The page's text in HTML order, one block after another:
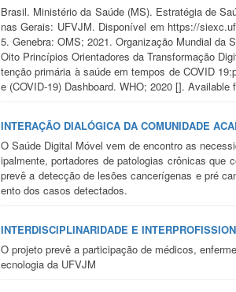
Brasil. Ministério da Saúde (MS). Estratégia de
nas Gerais: UFVJM. Disponível em https://
5. Genebra: OMS; 2021. Organização Mundial da
Oito Princípios Orientadores da Transformação
tenção primária à saúde em tempos de COVID
e (COVID-19) Dashboard. WHO; 2020 [].
INTERAÇÃO DIALÓGICA DA COMUNIDADE
O Saúde Digital Móvel vem de encontro as
ipalmente, portadores de patologias crônicas que
prevê a detecção de lesões cancerígenas e pré
ento dos casos detectados.
INTERDISCIPLINARIDADE E
O projeto prevê a participação de médicos,
ecnologia da UFVJM